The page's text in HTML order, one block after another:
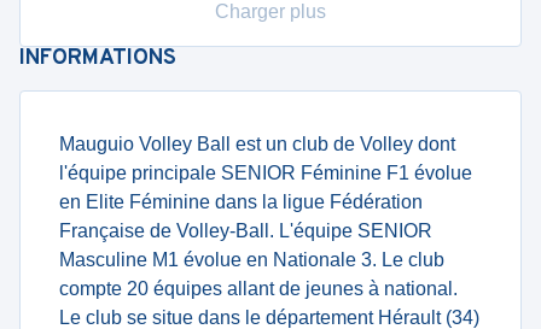
Charger plus
INFORMATIONS
Mauguio Volley Ball est un club de Volley dont
l'équipe principale SENIOR Féminine F1 évolue
en Elite Féminine dans la ligue Fédération
Française de Volley-Ball. L'équipe SENIOR
Masculine M1 évolue en Nationale 3. Le club
compte 20 équipes allant de jeunes à national.
Le club se situe dans le département Hérault (34)